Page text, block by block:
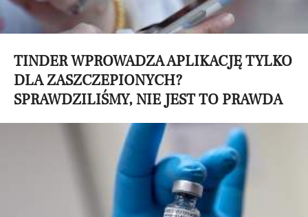
TINDER WPROWADZA APLIKACJĘ TYLKO
DLA ZASZCZEPIONYCH?
SPRAWDZILIŚMY, NIE JEST TO PRAWDA